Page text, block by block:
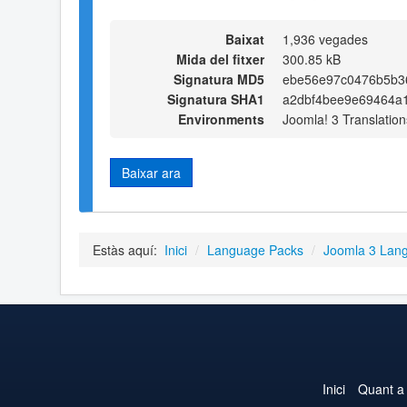
Baixat
1,936 vegades
Mida del fitxer
300.85 kB
Signatura MD5
Signatura SHA1
Environments
Joomla! 3
Baixar ara
Estàs aquí: Inici / Language Packs / Joomla 3
Inici Quant a